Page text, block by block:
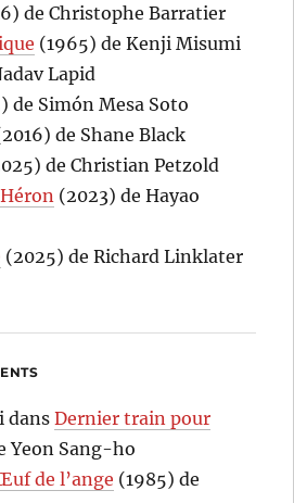
de Christophe Barratier
(1965) de Kenji Misumi
Lapid
de Simón Mesa Soto
de Shane Black
de Christian Petzold
(2023) de Hayao
(2025) de Richard Linklater
dansDernier train pour
Yeon Sang-ho
de l’ange (1985) de